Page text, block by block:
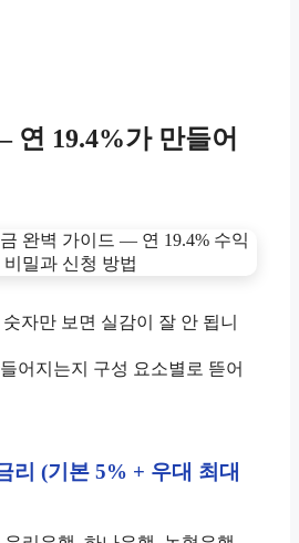
연 19.4%가 만들어
자만 보면 실감이 잘 안 됩니
어지는지 구성 요소별로 뜯어
리 (기본 5% + 우대 최대